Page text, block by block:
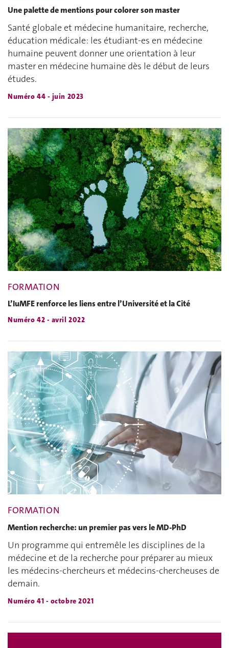
Une palette de mentions pour colorer son master
Santé globale et médecine humanitaire, recherche,
éducation médicale: les étudiant-es en médecine
humaine peuvent donner une orientation à leur
master en médecine humaine dès le début de leurs
études.
Numéro 44 - juin 2023
FORMATION
L’IuMFE renforce les liens entre l’Université et la Cité
Numéro 42 - avril 2022
FORMATION
Mention recherche: un premier pas vers le MD-PhD
Un programme qui entremêle les disciplines de la
médecine et de la recherche pour préparer au mieux
les médecins-chercheurs et médecins-chercheuses de
demain.
Numéro 41 - octobre 2021